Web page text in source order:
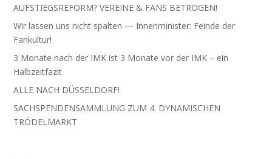
AUFSTIEGSREFORM? VEREINE & FANS BETROGEN!
Wir las­sen uns nicht spal­ten — Innen­mi­nis­ter: Fein­de der
Fankultur!
3 Mona­te nach der IMK ist 3 Mona­te vor der IMK – ein
Halbzeitfazit
ALLE NACH DÜSSELDORF!
SACHSPENDENSAMMLUNG ZUM 4. DYNAMISCHEN
TRÖDELMARKT